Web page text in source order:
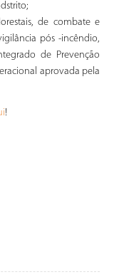
de combate e
pós -incêndio,
de Prevenção
aprovada pela
!